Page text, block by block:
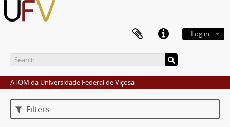
Log in
ATOM da Universidade Federal de Viçosa
Filters